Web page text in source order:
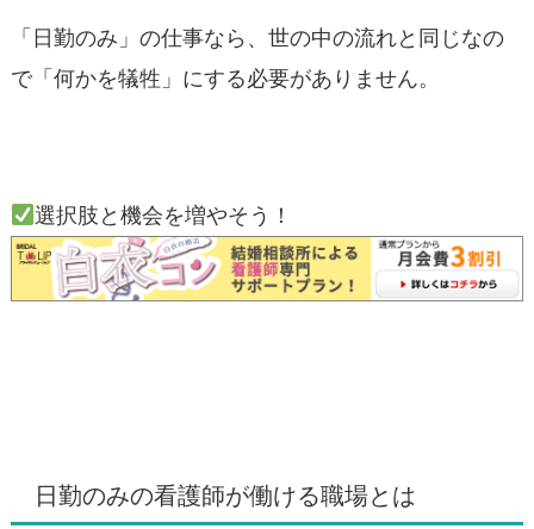
「日勤のみ」の仕事なら、世の中の流れと同じなの
で「何かを犠牲」にする必要がありません。
選択肢と機会を増やそう！
日勤のみの看護師が働ける職場とは